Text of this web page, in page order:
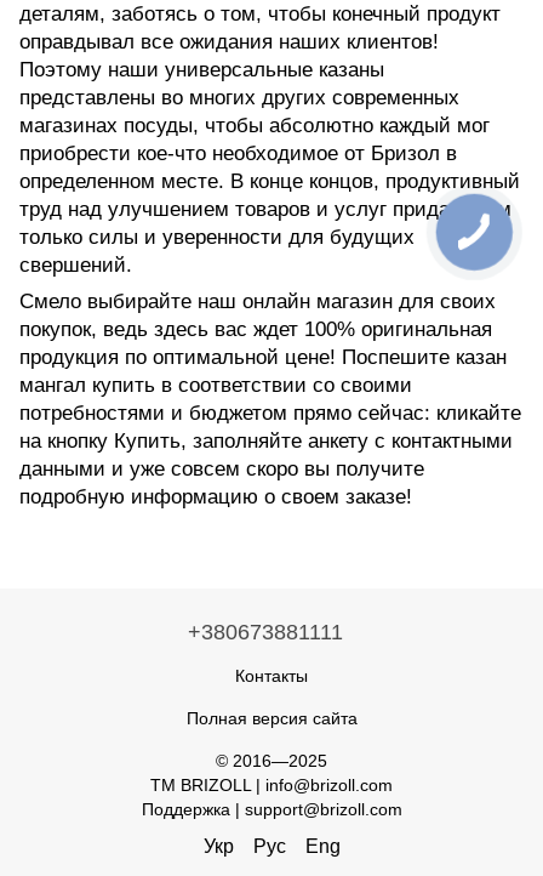
деталям, заботясь о том, чтобы конечный продукт
оправдывал все ожидания наших клиентов!
Поэтому наши универсальные казаны
представлены во многих других современных
магазинах посуды, чтобы абсолютно каждый мог
приобрести кое-что необходимое от Бризол в
определенном месте. В конце концов, продуктивный
труд над улучшением товаров и услуг придает нам
только силы и уверенности для будущих
свершений.
Смело выбирайте наш онлайн магазин для своих
покупок, ведь здесь вас ждет 100% оригинальная
продукция по оптимальной цене! Поспешите казан
мангал купить в соответствии со своими
потребностями и бюджетом прямо сейчас: кликайте
на кнопку Купить, заполняйте анкету с контактными
данными и уже совсем скоро вы получите
подробную информацию о своем заказе!
+380673881111
Контакты
Полная версия сайта
© 2016—2025
TM BRIZOLL | info@brizoll.com
Поддержка | support@brizoll.com
Укр Рус Eng